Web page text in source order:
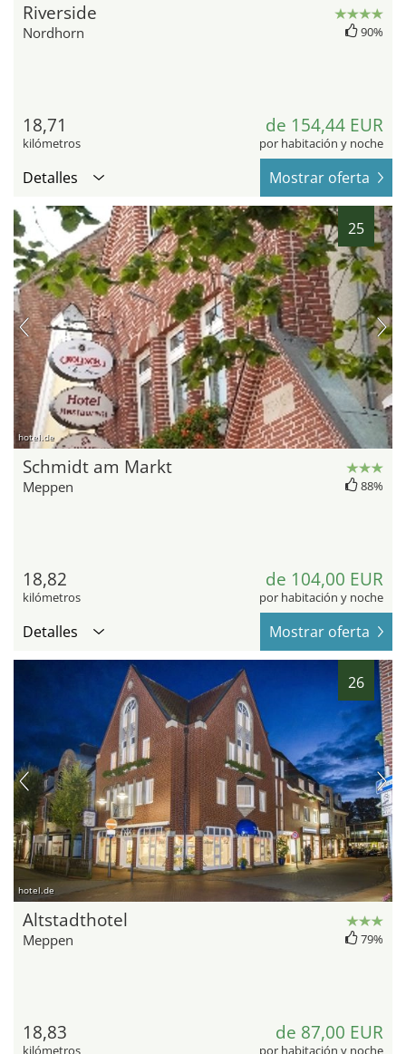
Riverside
Nordhorn 90%
18,71
kilómetros
de 154,44 EUR
por habitación y noche
Detalles Mostrar oferta
25
hotel.de
Schmidt am Markt
Meppen 88%
18,82
kilómetros
de 104,00 EUR
por habitación y noche
Detalles Mostrar oferta
26
hotel.de
Altstadthotel
Meppen 79%
18,83 de 87,00 EUR